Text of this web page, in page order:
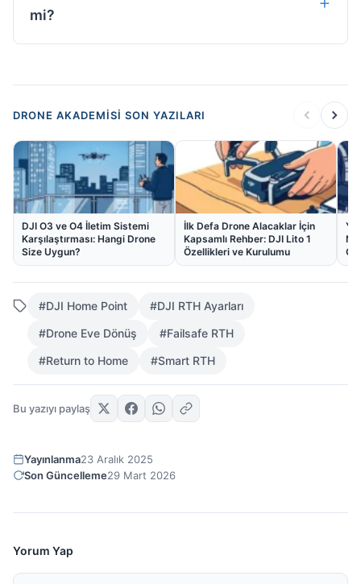
mi?
DRONE AKADEMISI SON YAZILARI
DJI O3 ve O4 İletim Sistemi
Karşılaştırması: Hangi Drone
Size Uygun?
İlk Defa Drone Alacaklar İçin
Kapsamlı Rehber: DJI Lito 1
Özellikleri ve Kurulumu
#DJI Home Point
#DJI RTH Ayarları
#Drone Eve Dönüş
#Failsafe RTH
#Return to Home
#Smart RTH
Bu yazıyı paylaş
Yayınlanma23 Aralık 2025
Son Güncelleme29 Mart 2026
Yorum Yap